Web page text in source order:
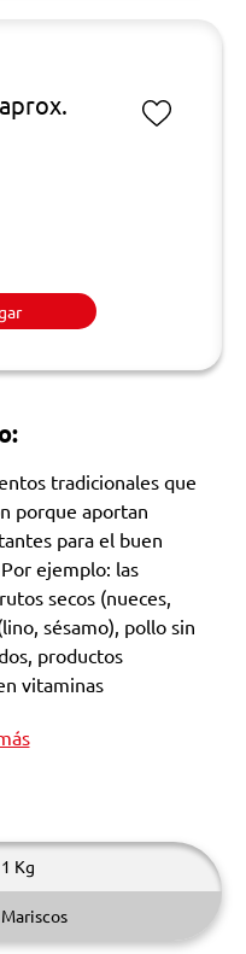
tradicionales que
porque aportan
para el buen
ejemplo: las
secos (nueces,
sésamo), pollo sin
productos
vitaminas
1 Kg
Mariscos